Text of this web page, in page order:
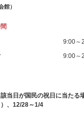
館）
9:00～
9:00～
当日が国民の祝日に当たる
、12/28～1/4